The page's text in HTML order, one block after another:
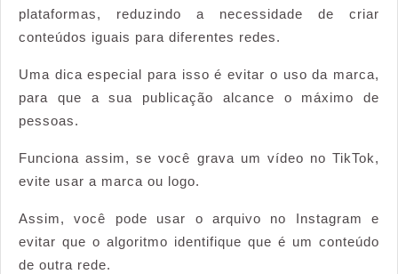
plataformas, reduzindo a necessidade de criar
conteúdos iguais para diferentes redes.
Uma dica especial para isso é evitar o uso da marca,
para que a sua publicação alcance o máximo de
pessoas.
Funciona assim, se você grava um vídeo no TikTok,
evite usar a marca ou logo.
Assim, você pode usar o arquivo no Instagram e
evitar que o algoritmo identifique que é um conteúdo
de outra rede.